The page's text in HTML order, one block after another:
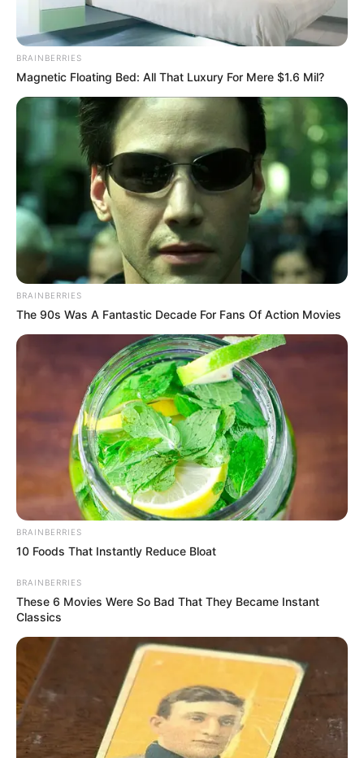
BRAINBERRIES
Magnetic Floating Bed: All That Luxury For Mere $1.6 Mil?
BRAINBERRIES
The 90s Was A Fantastic Decade For Fans Of Action Movies
BRAINBERRIES
10 Foods That Instantly Reduce Bloat
BRAINBERRIES
These 6 Movies Were So Bad That They Became Instant
Classics